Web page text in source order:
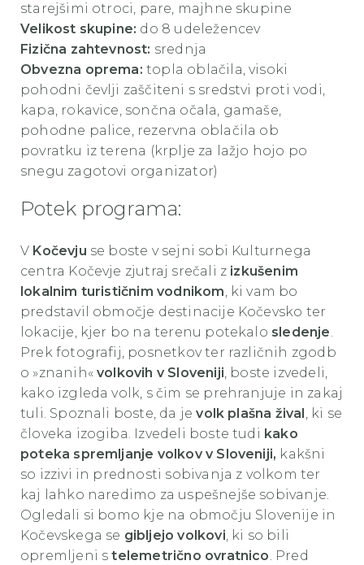
starejšimi otroci, pare, majhne skupine
Velikost skupine: do 8 udeležencev
Fizična zahtevnost: srednja
Obvezna oprema: topla oblačila, visoki
pohodni čevlji zaščiteni s sredstvi proti vodi,
kapa, rokavice, sončna očala, gamaše,
pohodne palice, rezervna oblačila ob
povratku iz terena (krplje za lažjo hojo po
snegu zagotovi organizator)
Potek programa:
V Kočevju se boste v sejni sobi Kulturnega
centra Kočevje zjutraj srečali z izkušenim
lokalnim turističnim vodnikom, ki vam bo
predstavil območje destinacije Kočevsko ter
lokacije, kjer bo na terenu potekalo sledenje.
Prek fotografij, posnetkov ter različnih zgodb
o »znanih«volkovih v Sloveniji, boste izvedeli,
kako izgleda volk, s čim se prehranjuje in zakaj
tuli. Spoznali boste, da jevolk plašna žival , ki se
človeka izogiba. Izvedeli boste tudi kako
poteka spremljanje volkov v Sloveniji, kakšni
so izzivi in prednosti sobivanja z volkom ter
kaj lahko naredimo za uspešnejše sobivanje.
Ogledali si bomo kje na območju Slovenije in
Kočevskega se gibljejo volkovi, ki so bili
opremljeni stelemetrično ovratnico. Pred